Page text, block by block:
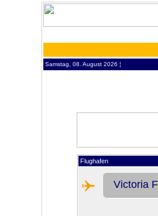
Samstag, 08. August 2026 ¦
Flughafen
Victoria